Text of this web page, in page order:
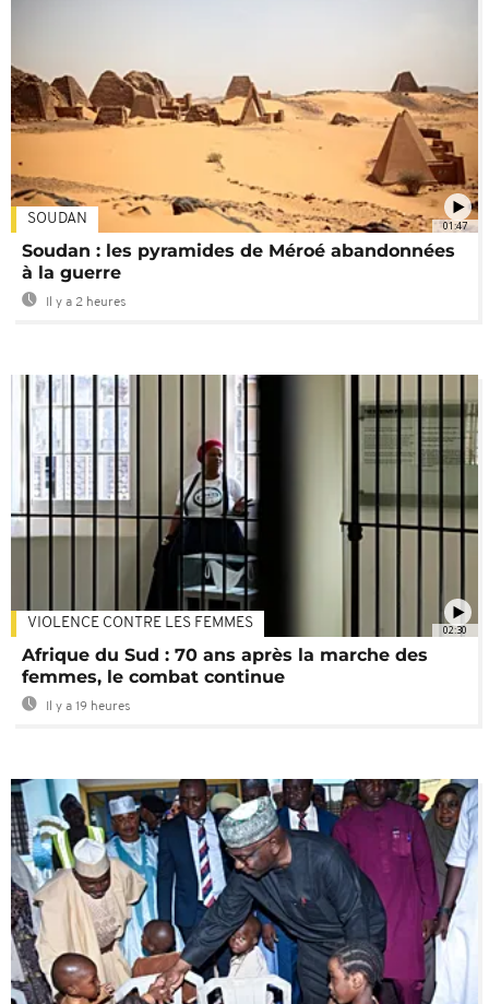
01:47
SOUDAN
Soudan : les pyramides de Méroé abandonnées
à la guerre
Il y a 2 heures
02:30
VIOLENCE CONTRE LES FEMMES
Afrique du Sud : 70 ans après la marche des
femmes, le combat continue
Il y a 19 heures